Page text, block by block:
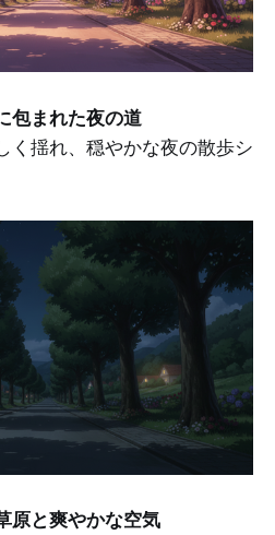
包まれた夜の道
く揺れ、穏やかな夜の散歩シ
原と爽やかな空気